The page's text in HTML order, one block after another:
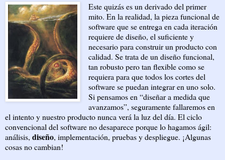
Este quizás es un derivado del primer
mito. En la realidad, la pieza funcional de
software que se entrega en cada iteración
requiere de diseño, el suficiente y
necesario para construir un producto con
calidad. Se trata de un diseño funcional,
tan robusto pero tan flexible como se
requiera para que todos los cortes del
software se puedan integrar en uno solo.
Si pensamos en “diseñar a medida que
avanzamos”, seguramente fallaremos en
el intento y nuestro producto nunca verá la luz del día. El ciclo
convencional del software no desaparece porque lo hagamos ágil:
análisis, diseño, implementación, pruebas y despliegue. ¡Algunas
cosas no cambian!